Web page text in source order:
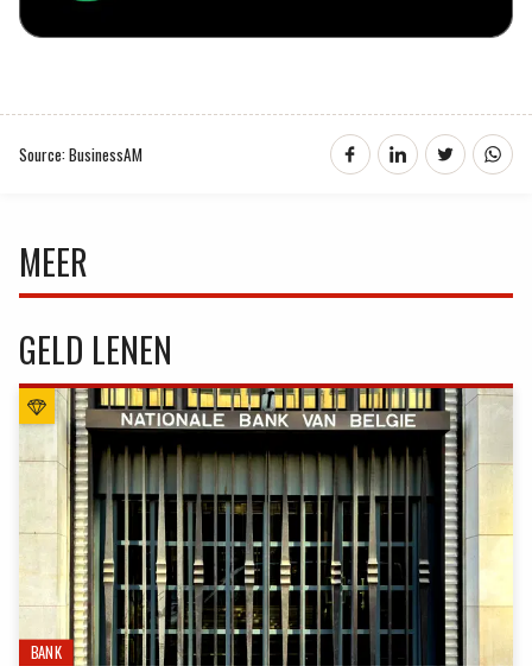
Source: BusinessAM
MEER
GELD LENEN
BANK